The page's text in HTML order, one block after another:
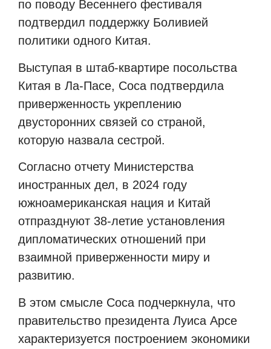
по поводу Весеннего фестиваля
подтвердил поддержку Боливией
политики одного Китая.
Выступая в штаб-квартире посольства
Китая в Ла-Пасе, Соса подтвердила
приверженность укреплению
двусторонних связей со страной,
которую назвала сестрой.
Согласно отчету Министерства
иностранных дел, в 2024 году
южноамериканская нация и Китай
отпразднуют 38-летие установления
дипломатических отношений при
взаимной приверженности миру и
развитию.
В этом смысле Соса подчеркнула, что
правительство президента Луиса Арсе
характеризуется построением экономики